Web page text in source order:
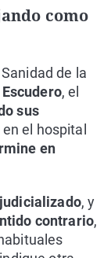
como
de la
, el
sus
el hospital
en
, y
contrario,